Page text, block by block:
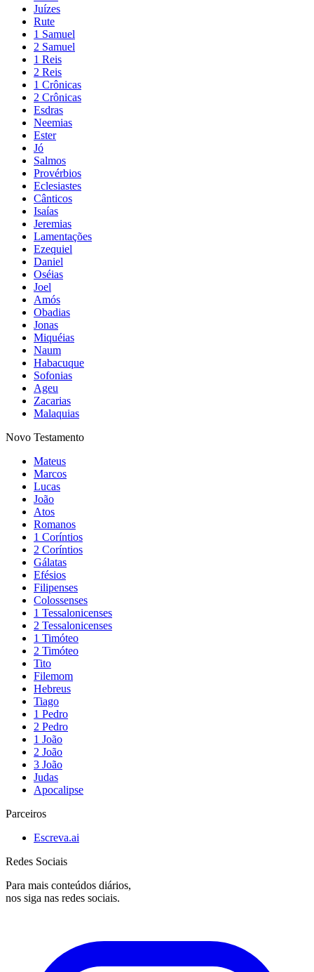
Juízes
Rute
1 Samuel
2 Samuel
1 Reis
2 Reis
1 Crônicas
2 Crônicas
Esdras
Neemias
Ester
Jó
Salmos
Provérbios
Eclesiastes
Cânticos
Isaías
Jeremias
Lamentações
Ezequiel
Daniel
Oséias
Joel
Amós
Obadias
Jonas
Miquéias
Naum
Habacuque
Sofonias
Ageu
Zacarias
Malaquias
Novo Testamento
Mateus
Marcos
Lucas
João
Atos
Romanos
1 Coríntios
2 Coríntios
Gálatas
Efésios
Filipenses
Colossenses
1 Tessalonicenses
2 Tessalonicenses
1 Timóteo
2 Timóteo
Tito
Filemom
Hebreus
Tiago
1 Pedro
2 Pedro
1 João
2 João
3 João
Judas
Apocalipse
Parceiros
Escreva.ai
Redes Sociais
Para mais conteúdos diários,
nos siga nas redes sociais.